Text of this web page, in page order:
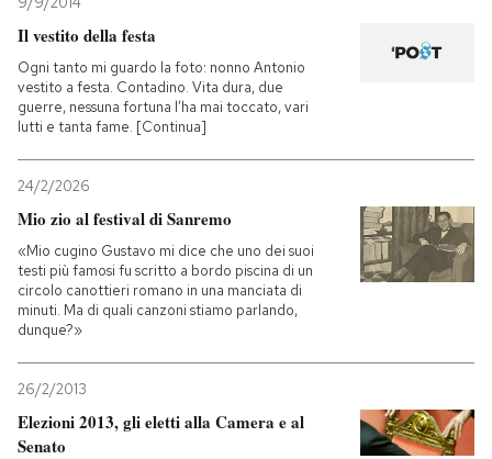
Il vestito della festa
Ogni tanto mi guardo la foto: nonno Antonio
vestito a festa. Contadino. Vita dura, due
guerre, nessuna fortuna l’ha mai toccato, vari
lutti e tanta fame. [Continua]
24/2/2026
Mio zio al festival di Sanremo
«Mio cugino Gustavo mi dice che uno dei suoi
testi più famosi fu scritto a bordo piscina di un
circolo canottieri romano in una manciata di
minuti. Ma di quali canzoni stiamo parlando,
dunque?»
26/2/2013
Elezioni 2013, gli eletti alla Camera e al
Senato